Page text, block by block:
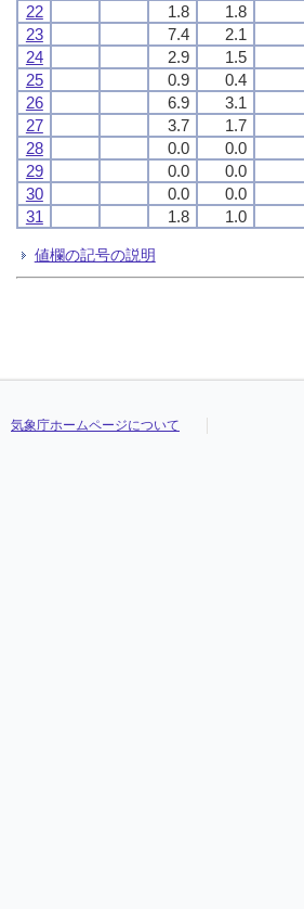
22
1.8 1.8
23
7.4 2.1
24
2.9 1.5
25
0.9 0.4
26
6.9 3.1
27
3.7 1.7
28
0.0 0.0
29
0.0 0.0
30
0.0 0.0
31
1.8 1.0
値欄の記号の説明
気象庁ホームページについて